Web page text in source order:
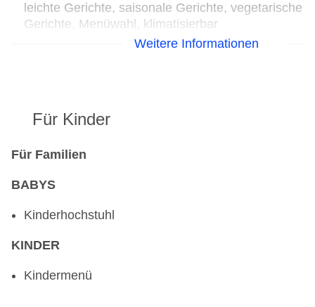
leichte Gerichte, saisonale Gerichte, vegetarische
Gerichte, Menüwahl, klimatisierbar
Loungebar: täglich 08:00 Uhr - 23:00 Uhr, gegen
Weitere Informationen
Für Kinder
Für Familien
BABYS
Kinderhochstuhl
KINDER
Kindermenü